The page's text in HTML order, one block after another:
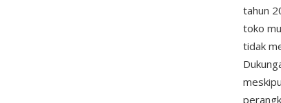
tahun
toko
tidak